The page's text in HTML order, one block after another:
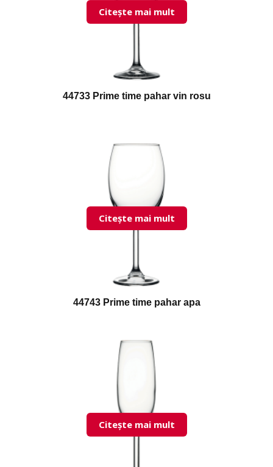
44733 Prime time pahar vin rosu
Citește mai mult
44743 Prime time pahar apa
Citește mai mult
Citește mai mult